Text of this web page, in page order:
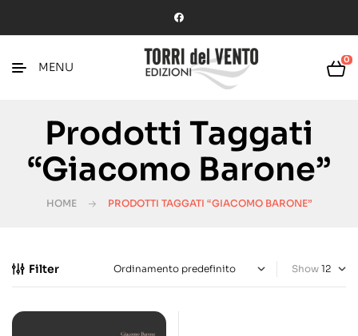
MENU
0
Prodotti Taggati
“giacomo Barone”
HOME PRODOTTI TAGGATI “GIACOMO BARONE”
Filter Show